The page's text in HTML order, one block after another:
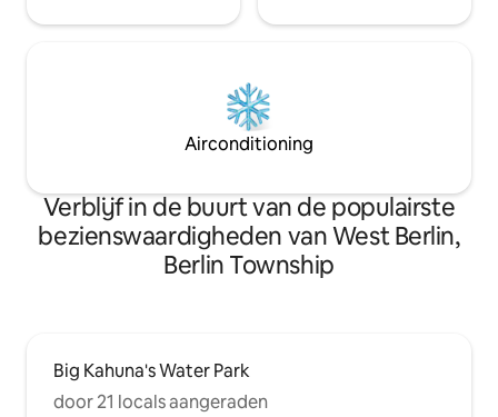
Airconditioning
Verblijf in de buurt van de populairste
bezienswaardigheden van West Berlin,
Berlin Township
Big Kahuna's Water Park
door 21 locals aangeraden